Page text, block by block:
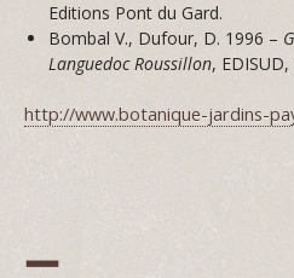
Editions Pont du Gard.
Bombal V., Dufour, D. 1996 –
Languedoc Roussillon, EDISUD,
http://www.botanique-jardins-